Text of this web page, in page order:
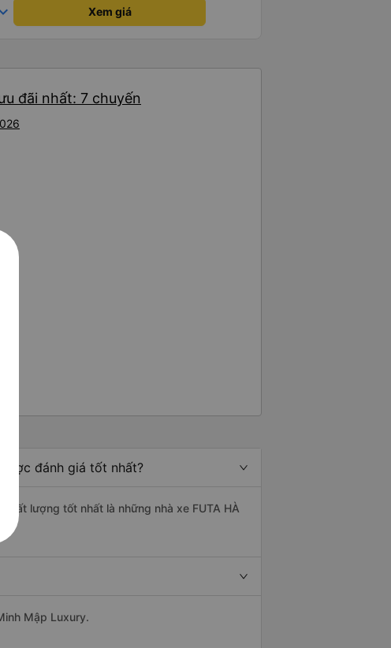
Xem giá
đãi nhất: 7 chuyến
đánh giá tốt nhất?
lượng tốt nhất là những nhà xe FUTA HÀ
Mập Luxury.